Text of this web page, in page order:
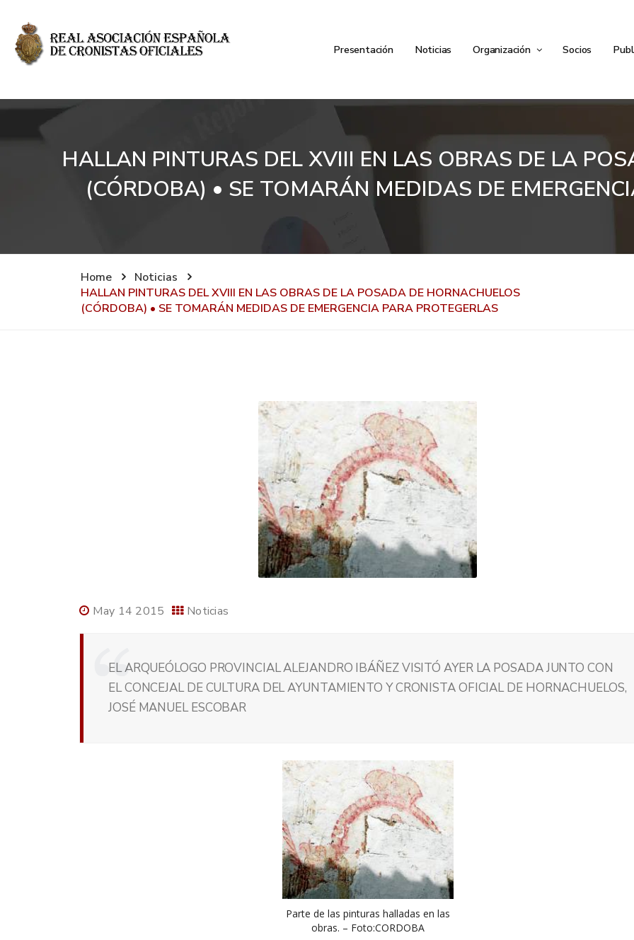
Presentación Noticias Organización Socios
HALLAN PINTURAS DEL XVIII EN LAS OBRAS DE LA
(CÓRDOBA) • SE TOMARÁN MEDIDAS DE
Home
Noticias
HALLAN PINTURAS DEL XVIII EN LAS OBRAS DE LA POSADA DE HORNACHUELOS
(CÓRDOBA) • SE TOMARÁN MEDIDAS DE EMERGENCIA PARA PROTEGERLAS
May 14 2015 Noticias
EL ARQUEÓLOGO PROVINCIAL ALEJANDRO IBÁÑEZ VISITÓ AYER LA POSADA JUNTO CON
EL CONCEJAL DE CULTURA DEL AYUNTAMIENTO Y CRONISTA OFICIAL DE HORNACHUELOS,
JOSÉ MANUEL ESCOBAR
Parte de las pinturas halladas en las
obras. – Foto:CORDOBA